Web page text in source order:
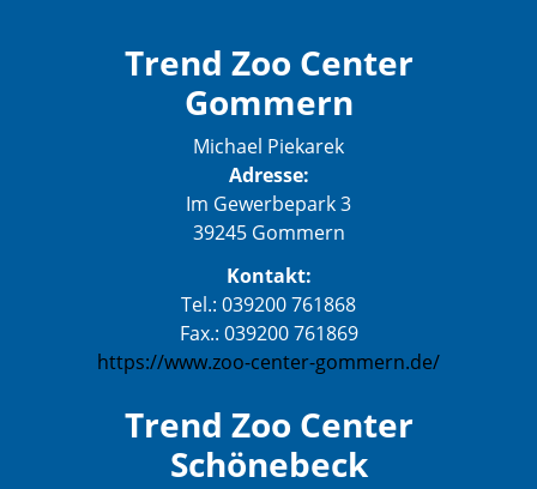
Trend Zoo Center
Gommern
Michael Piekarek
Adresse:
Im Gewerbepark 3
39245 Gommern
Kontakt:
Tel.: 039200 761868
Fax.: 039200 761869
https://www.zoo-center-gommern.de/
Trend Zoo Center
Schönebeck